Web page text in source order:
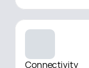
Connectivity